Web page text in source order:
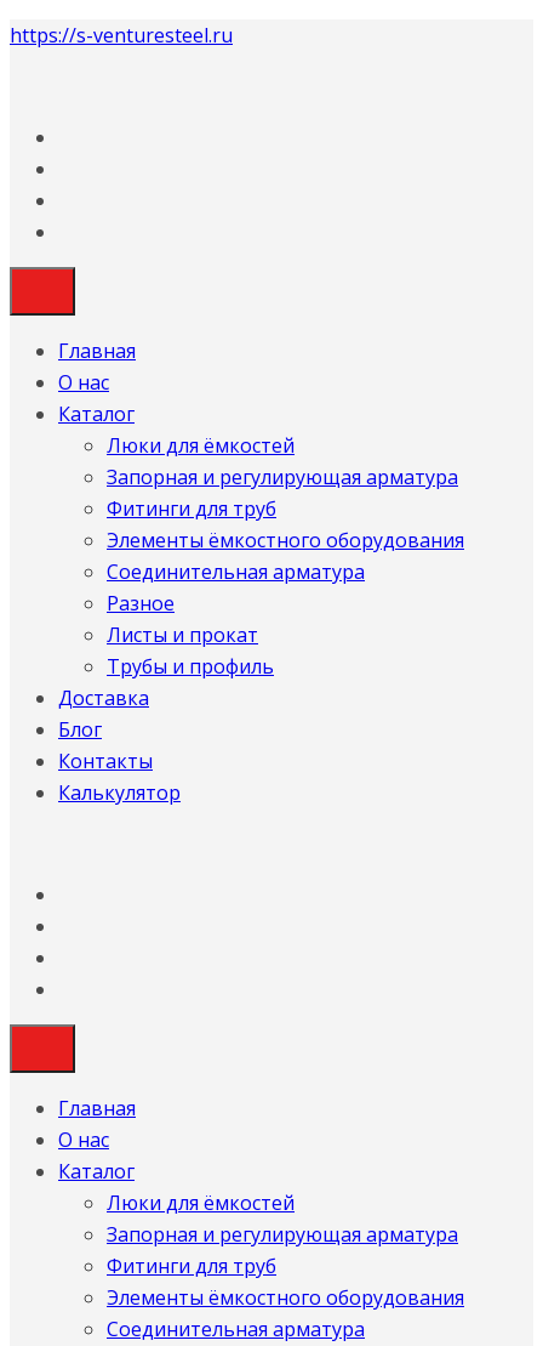
https://s-venturesteel.ru
Главная
О нас
Каталог
Люки для ёмкостей
Запорная и регулирующая арматура
Фитинги для труб
Элементы ёмкостного оборудования
Соединительная арматура
Разное
Листы и прокат
Трубы и профиль
Доставка
Блог
Контакты
Калькулятор
Главная
О нас
Каталог
Люки для ёмкостей
Запорная и регулирующая арматура
Фитинги для труб
Элементы ёмкостного оборудования
Соединительная арматура